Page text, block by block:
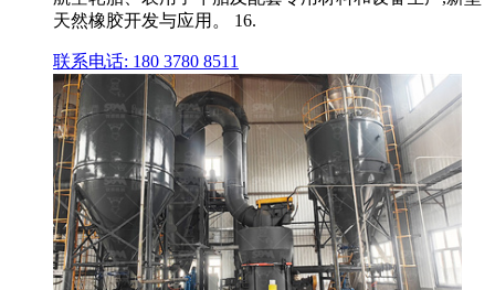
天然橡胶开发与应用。 16.
联系电话: 180 3780 8511